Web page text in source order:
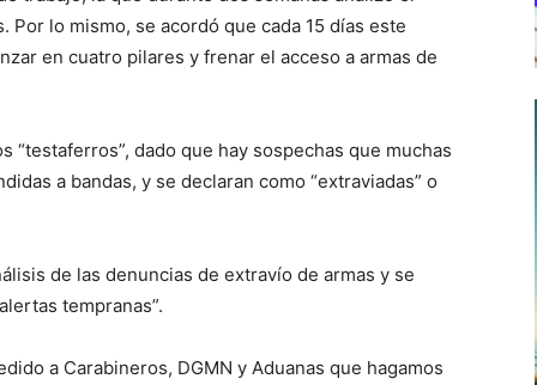
lo mismo, se acordó que cada 15 días este
en cuatro pilares y frenar el acceso a armas de
dado que hay sospechas que muchas
a bandas, y se declaran como “extraviadas” o
de las denuncias de extravío de armas y se
tempranas”.
a Carabineros, DGMN y Aduanas que hagamos